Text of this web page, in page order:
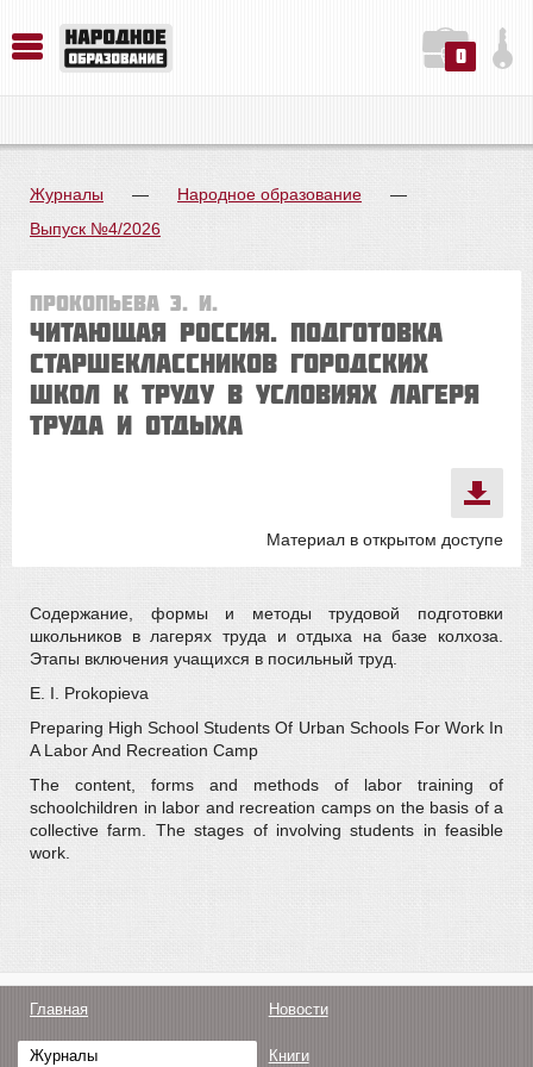
0
Журналы — Народное образование
—
Выпуск №4/2026
Прокопьева Э. И.
ЧИТАЮЩАЯ РОССИЯ. Подготовка
старшеклассников городских
школ к труду в условиях лагеря
труда и отдыха
Материал в открытом доступе
Содержание, формы и методы трудовой подготовки
школьников в лагерях труда и отдыха на базе колхоза.
Этапы включения учащихся в посильный труд.
E. I. Prokopieva
Preparing High School Students Of Urban Schools For Work In
A Labor And Recreation Camp
The content, forms and methods of labor training of
schoolchildren in labor and recreation camps on the basis of a
collective farm. The stages of involving students in feasible
work.
Главная Новости
Журналы Книги